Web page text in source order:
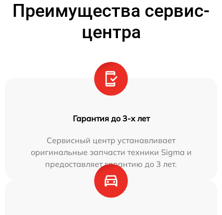
Преимущества сервис-
центра
Гарантия до 3-х лет
Сервисный центр устанавливает
оригинальные запчасти техники Sigma и
предоставляет гарантию до 3 лет.